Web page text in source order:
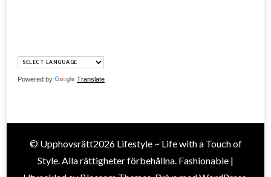
Powered by Translate
© Upphovsrätt2026 Lifestyle ~ Life with a Touch of
Style. Alla rättigheter förbehållna. Fashionable |